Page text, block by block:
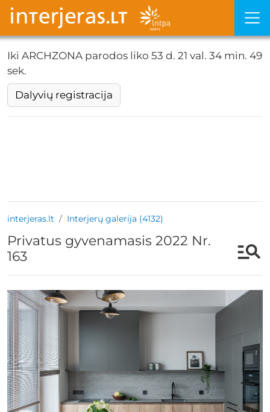
Iki ARCHZONA parodos liko 53 d. 21 val. 34 min. 49
sek.
Dalyvių registracija
interjeras.lt Interjerų galerija (4132)
Privatus gyvenamasis 2022 Nr.
163